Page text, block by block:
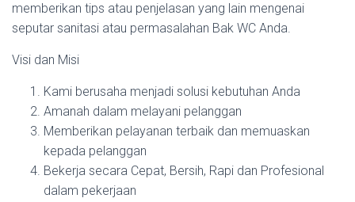
memberikan tips atau penjelasan yang lain mengenai
seputar sanitasi atau permasalahan Bak WC Anda.
Visi dan Misi
Kami berusaha menjadi solusi kebutuhan Anda
Amanah dalam melayani pelanggan
Memberikan pelayanan terbaik dan memuaskan
kepada pelanggan
Bekerja secara Cepat, Bersih, Rapi dan Profesional
dalam pekerjaan